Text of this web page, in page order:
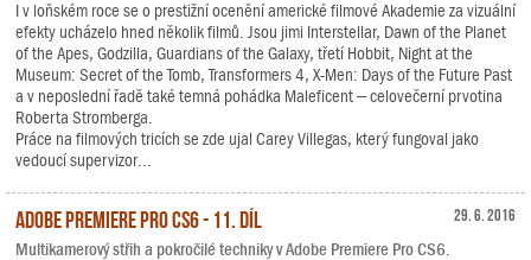
I v loňském roce se o prestižní ocenění americké filmové Akademie za vizuální
efekty ucházelo hned několik filmů. Jsou jimi Interstellar, Dawn of the Planet
of the Apes, Godzilla, Guardians of the Galaxy, třetí Hobbit, Night at the
Museum: Secret of the Tomb, Transformers 4, X-Men: Days of the Future Past
a v neposlední řadě také temná pohádka Maleficent – celovečerní prvotina
Roberta Stromberga.
Práce na filmových tricích se zde ujal Carey Villegas, který fungoval jako
vedoucí supervizor...
29. 6. 2016
Adobe Premiere Pro CS6 - 11. díl
Multikamerový střih a pokročilé techniky v Adobe Premiere Pro CS6.